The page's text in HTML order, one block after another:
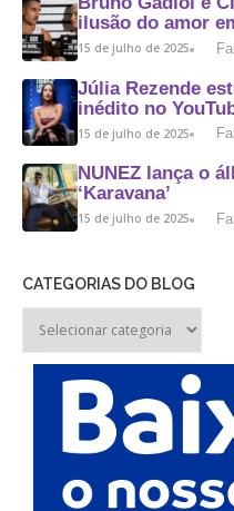
ilusão do amor
15 de julho de 2025
Júlia Rezende
inédito no
15 de julho de 2025
NUNEZ lança o
‘Karavana’
15 de julho de 2025
CATEGORIAS DO BLOG